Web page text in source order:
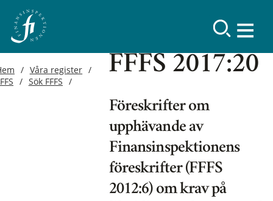
Våra register
Sök FFFS
FFFS 2017:20
Föreskrifter om
upphävande av
Finansinspektionens
föreskrifter (FFFS
2012:6) om krav på